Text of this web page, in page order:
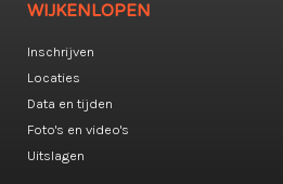
WIJKENLOPEN
Inschrijven
Locaties
Data en tijden
Foto's en video's
Uitslagen